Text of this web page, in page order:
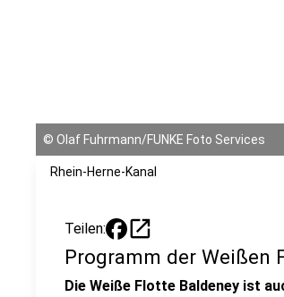
© Olaf Fuhrmann/FUNKE Foto Services
Rhein-Herne-Kanal
Teilen: open_in_new
Programm der Weißen
Die Weiße Flotte Baldeney ist